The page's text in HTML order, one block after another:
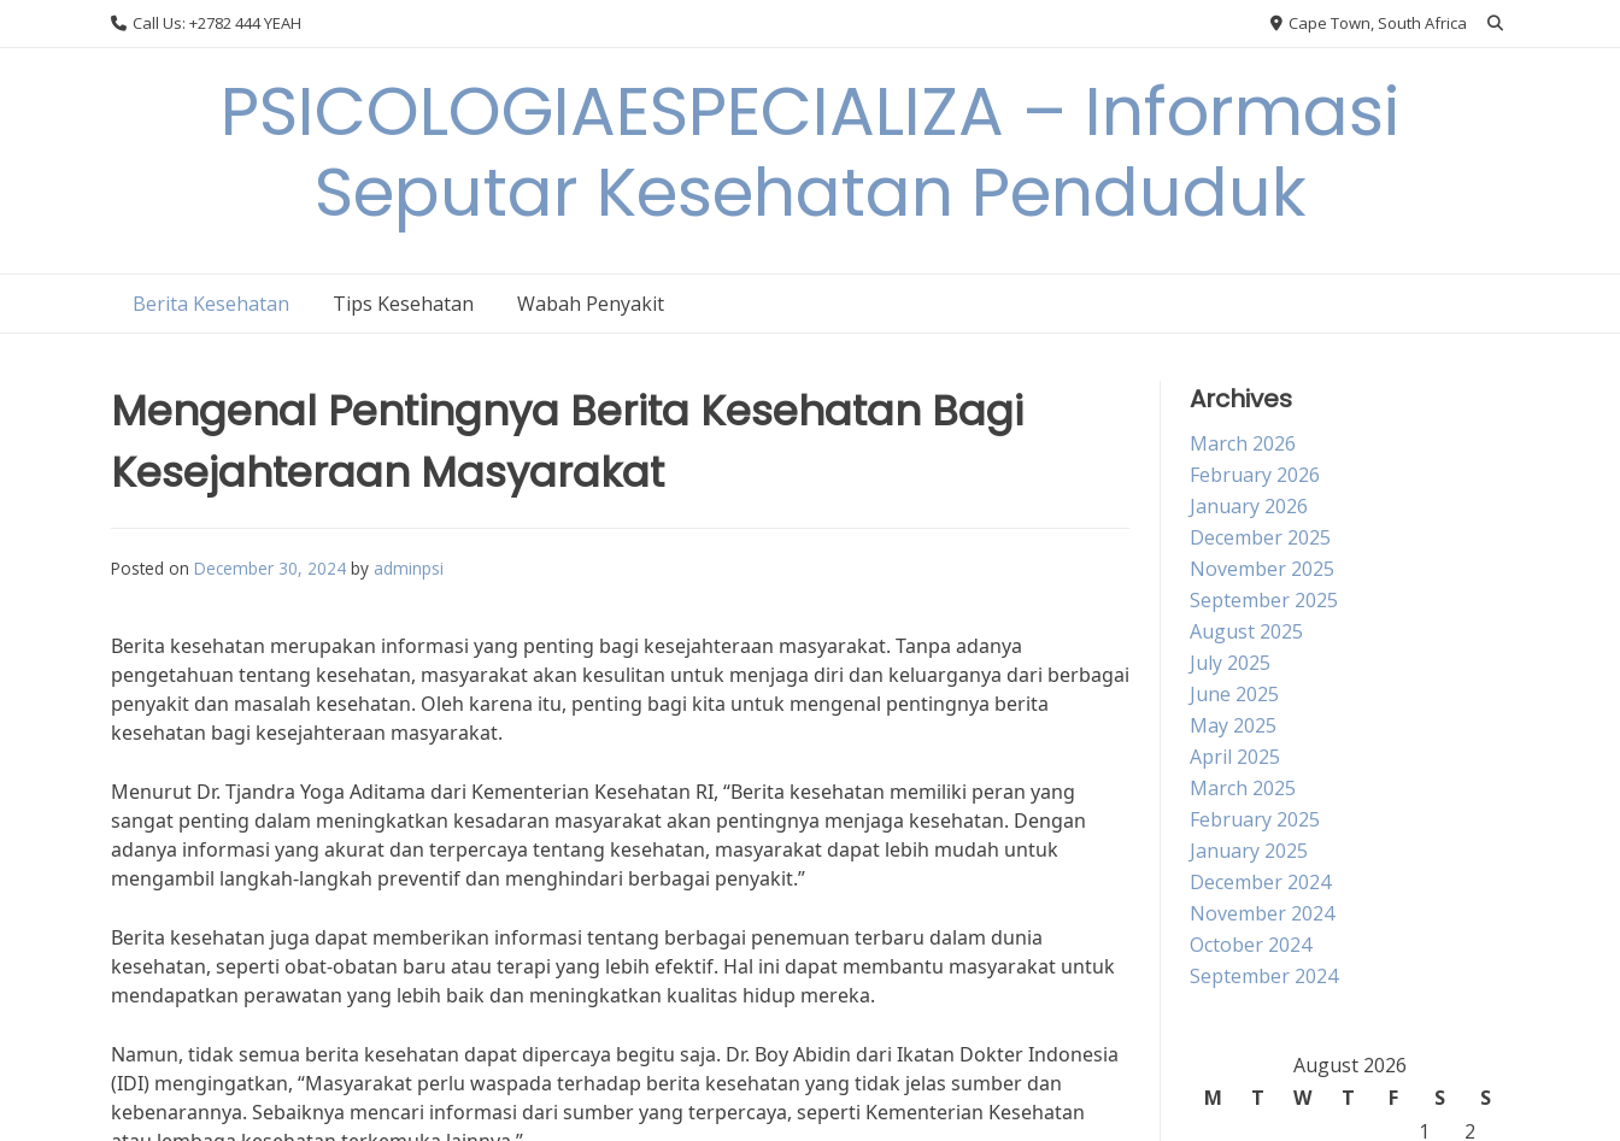
Call Us: +2782 444 YEAH Cape Town, South Africa
PSICOLOGIAESPECIALIZA – Informasi
Seputar Kesehatan Penduduk
Berita Kesehatan Tips Kesehatan Wabah Penyakit
Mengenal Pentingnya Berita Kesehatan Bagi
Kesejahteraan Masyarakat
Posted on December 30, 2024 by adminpsi
Berita kesehatan merupakan informasi yang penting bagi kesejahteraan masyarakat. Tanpa adanya
pengetahuan tentang kesehatan, masyarakat akan kesulitan untuk menjaga diri dan keluarganya dari berbagai
penyakit dan masalah kesehatan. Oleh karena itu, penting bagi kita untuk mengenal pentingnya berita
kesehatan bagi kesejahteraan masyarakat.
Menurut Dr. Tjandra Yoga Aditama dari Kementerian Kesehatan RI, “Berita kesehatan memiliki peran yang
sangat penting dalam meningkatkan kesadaran masyarakat akan pentingnya menjaga kesehatan. Dengan
adanya informasi yang akurat dan terpercaya tentang kesehatan, masyarakat dapat lebih mudah untuk
mengambil langkah-langkah preventif dan menghindari berbagai penyakit.”
Berita kesehatan juga dapat memberikan informasi tentang berbagai penemuan terbaru dalam dunia
kesehatan, seperti obat-obatan baru atau terapi yang lebih efektif. Hal ini dapat membantu masyarakat untuk
mendapatkan perawatan yang lebih baik dan meningkatkan kualitas hidup mereka.
Namun, tidak semua berita kesehatan dapat dipercaya begitu saja. Dr. Boy Abidin dari Ikatan Dokter Indonesia
(IDI) mengingatkan, “Masyarakat perlu waspada terhadap berita kesehatan yang tidak jelas sumber dan
kebenarannya. Sebaiknya mencari informasi dari sumber yang terpercaya, seperti Kementerian Kesehatan
Archives
March 2026
February 2026
January 2026
December 2025
November 2025
September 2025
August 2025
July 2025
June 2025
May 2025
April 2025
March 2025
February 2025
January 2025
December 2024
November 2024
October 2024
September 2024
August 2026
M
T W T F S
S
1
2